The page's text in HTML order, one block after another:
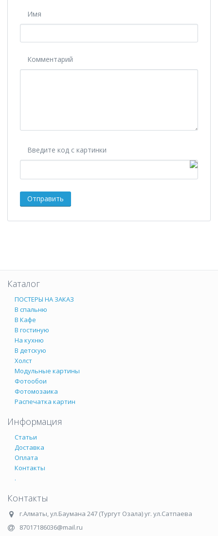
Имя
Комментарий
Введите код с картинки
Каталог
ПОСТЕРЫ НА ЗАКАЗ
В спальню
В Кафе
В гостиную
На кухню
В детскую
Холст
Модульные картины
Фотообои
Фотомозаика
Распечатка картин
Информация
Статьи
Доставка
Оплата
Контакты
.
Контакты
г.Алматы,ул.Баумана 247 (Тургут Озала) уг. ул.Сатпаева
87017186036@mail.ru